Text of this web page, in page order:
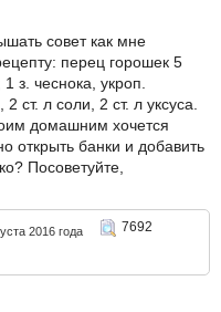
совет как мне
перец горошек 5
з. чеснока, укроп.
ст. л соли, 2 ст. л уксуса.
домашним хочется
открыть банки и добавить
Посоветуйте,
2016 года
7692